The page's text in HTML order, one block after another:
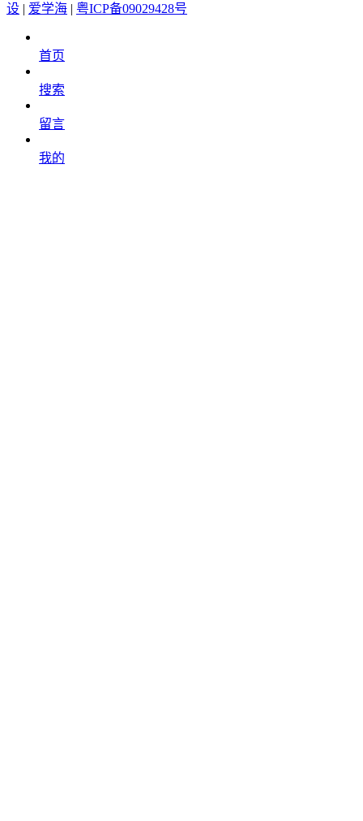
设 | 爱学海 | 粤ICP备09029428号
首页
搜索
留言
我的